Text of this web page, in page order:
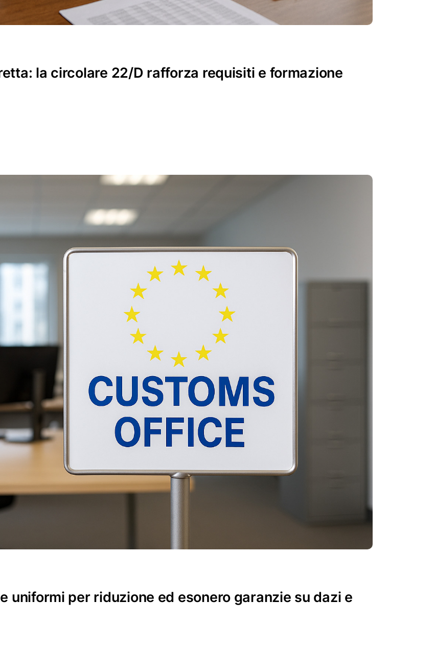
la circolare 22/D rafforza requisiti e formazione
uniformi per riduzione ed esonero garanzie su dazi e